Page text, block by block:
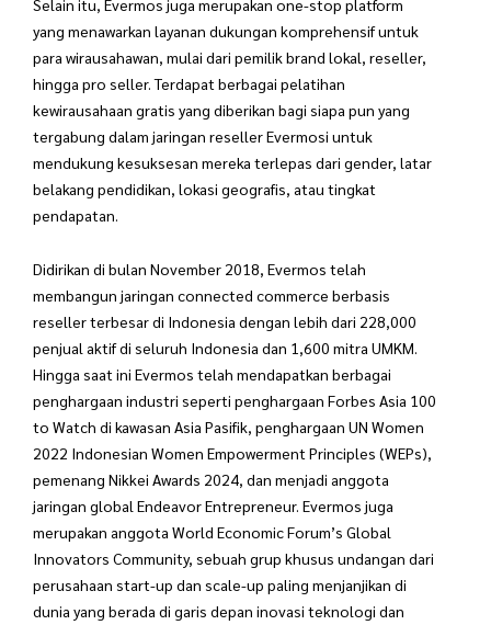
Selain itu, Evermos juga merupakan one-stop platform
yang menawarkan layanan dukungan komprehensif untuk
para wirausahawan, mulai dari pemilik brand lokal, reseller,
hingga pro seller. Terdapat berbagai pelatihan
kewirausahaan gratis yang diberikan bagi siapa pun yang
tergabung dalam jaringan reseller Evermosi untuk
mendukung kesuksesan mereka terlepas dari gender, latar
belakang pendidikan, lokasi geografis, atau tingkat
pendapatan.
Didirikan di bulan November 2018, Evermos telah
membangun jaringan connected commerce berbasis
reseller terbesar di Indonesia dengan lebih dari 228,000
penjual aktif di seluruh Indonesia dan 1,600 mitra UMKM.
Hingga saat ini Evermos telah mendapatkan berbagai
penghargaan industri seperti penghargaan Forbes Asia 100
to Watch di kawasan Asia Pasifik, penghargaan UN Women
2022 Indonesian Women Empowerment Principles (WEPs),
pemenang Nikkei Awards 2024, dan menjadi anggota
jaringan global Endeavor Entrepreneur. Evermos juga
merupakan anggota World Economic Forum’s Global
Innovators Community, sebuah grup khusus undangan dari
perusahaan start-up dan scale-up paling menjanjikan di
dunia yang berada di garis depan inovasi teknologi dan